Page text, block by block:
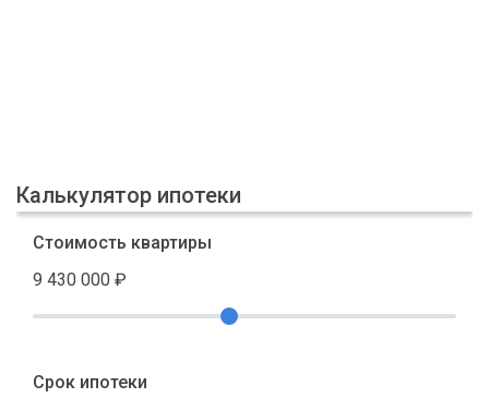
Калькулятор ипотеки
Стоимость квартиры
9 430 000 ₽
Срок ипотеки